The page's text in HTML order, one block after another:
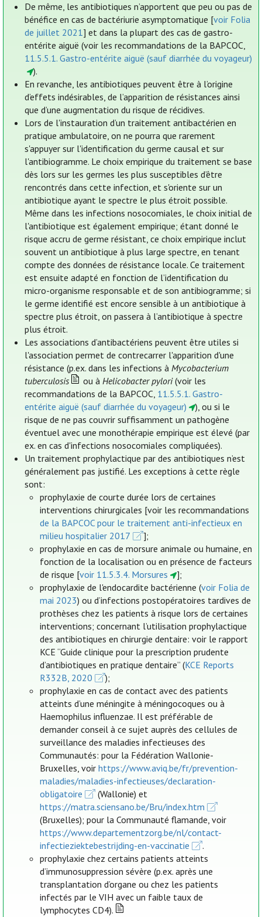
De même, les antibiotiques n’apportent que peu ou pas de
bénéfice en cas de bactériurie asymptomatique [voir Folia
de juillet 2021] et dans la plupart des cas de gastro-
entérite aiguë (voir les recommandations de la BAPCOC,
11.5.5.1. Gastro-entérite aiguë (sauf diarrhée du voyageur)
).
En revanche, les antibiotiques peuvent être à l’origine
d’effets indésirables, de l’apparition de résistances ainsi
que d’une augmentation du risque de récidives.
Lors de l'instauration d’un traitement antibactérien en
pratique ambulatoire, on ne pourra que rarement
s'appuyer sur l'identification du germe causal et sur
l'antibiogramme. Le choix empirique du traitement se base
dès lors sur les germes les plus susceptibles d’être
rencontrés dans cette infection, et s'oriente sur un
antibiotique ayant le spectre le plus étroit possible.
Même dans les infections nosocomiales, le choix initial de
l'antibiotique est également empirique; étant donné le
risque accru de germe résistant, ce choix empirique inclut
souvent un antibiotique à plus large spectre, en tenant
compte des données de résistance locale. Ce traitement
est ensuite adapté en fonction de l’identification du
micro-organisme responsable et de son antibiogramme; si
le germe identifié est encore sensible à un antibiotique à
spectre plus étroit, on passera à l’antibiotique à spectre
plus étroit.
Les associations d’antibactériens peuvent être utiles si
l'association permet de contrecarrer l'apparition d'une
résistance (p.ex. dans les infections àMycobacterium
tuberculosis
ou à Helicobacter pylori(voir les
recommandations de la BAPCOC, 11.5.5.1. Gastro-
entérite aiguë (sauf diarrhée du voyageur)
), ou si le
risque de ne pas couvrir suffisamment un pathogène
éventuel avec une monothérapie empirique est élevé (par
ex. en cas d'infections nosocomiales compliquées).
Un traitement prophylactique par des antibiotiques n’est
généralement pas justifié. Les exceptions à cette règle
sont:
prophylaxie de courte durée lors de certaines
interventions chirurgicales [voir les recommandations
de la BAPCOC pour le traitement anti-infectieux en
milieu hospitalier 2017
];
prophylaxie en cas de morsure animale ou humaine, en
fonction de la localisation ou en présence de facteurs
de risque [voir 11.5.3.4. Morsures
];
prophylaxie de l'endocardite bactérienne (voir Folia de
mai 2023) ou d’infections postopératoires tardives de
prothèses chez les patients à risque lors de certaines
interventions; concernant l’utilisation prophylactique
des antibiotiques en chirurgie dentaire: voir le rapport
KCE “Guide clinique pour la prescription prudente
d’antibiotiques en pratique dentaire” (KCE Reports
R332B, 2020
);
prophylaxie en cas de contact avec des patients
atteints d’une méningite à méningocoques ou à
Haemophilus influenzae. Il est préférable de
demander conseil à ce sujet auprès des cellules de
surveillance des maladies infectieuses des
Communautés: pour la Fédération Wallonie-
Bruxelles, voirhttps://www.aviq.be/fr/prevention-
maladies/maladies-infectieuses/declaration-
obligatoire
(Wallonie) et
https://matra.sciensano.be/Bru/index.htm
(Bruxelles); pour la Communauté flamande, voir
https://www.departementzorg.be/nl/contact-
infectieziektebestrijding-en-vaccinatie
.
prophylaxie chez certains patients atteints
d’immunosuppression sévère (p.ex. après une
transplantation d’organe ou chez les patients
infectés par le VIH avec un faible taux de
lymphocytes CD4).